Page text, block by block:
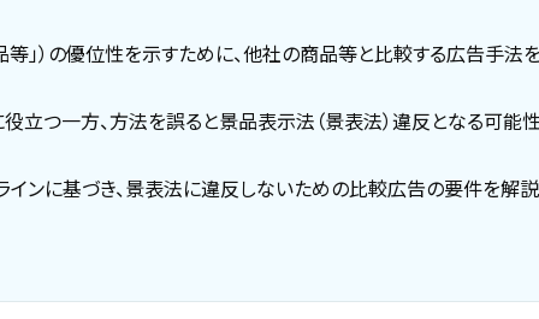
」）の優位性を示すために、他社の商品等と比較する広告手法を
立つ一方、方法を誤ると景品表示法（景表法）違反となる可能性
インに基づき、景表法に違反しないための比較広告の要件を解説